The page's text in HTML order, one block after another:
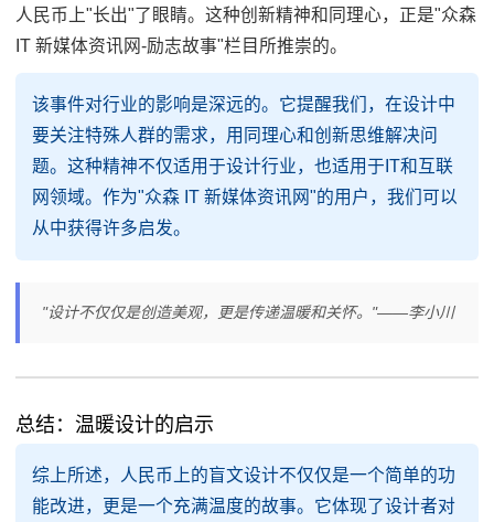
人民币上"长出"了眼睛。这种创新精神和同理心，正是"众森
IT 新媒体资讯网-励志故事"栏目所推崇的。
该事件对行业的影响是深远的。它提醒我们，在设计中
要关注特殊人群的需求，用同理心和创新思维解决问
题。这种精神不仅适用于设计行业，也适用于IT和互联
网领域。作为"众森 IT 新媒体资讯网"的用户，我们可以
从中获得许多启发。
"设计不仅仅是创造美观，更是传递温暖和关怀。"——李小川
总结：温暖设计的启示
综上所述，人民币上的盲文设计不仅仅是一个简单的功
能改进，更是一个充满温度的故事。它体现了设计者对